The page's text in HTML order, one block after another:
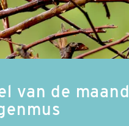
van de